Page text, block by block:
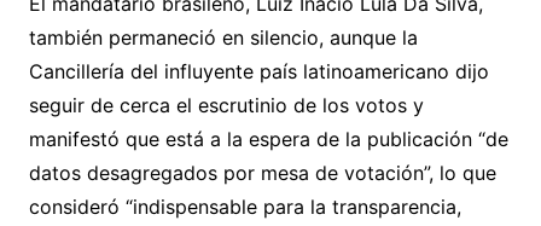
también permaneció en silencio, aunque la
Cancillería del influyente país latinoamericano dijo
seguir de cerca el escrutinio de los votos y
manifestó que está a la espera de la publicación “de
datos desagregados por mesa de votación”, lo que
consideró “indispensable para la transparencia,